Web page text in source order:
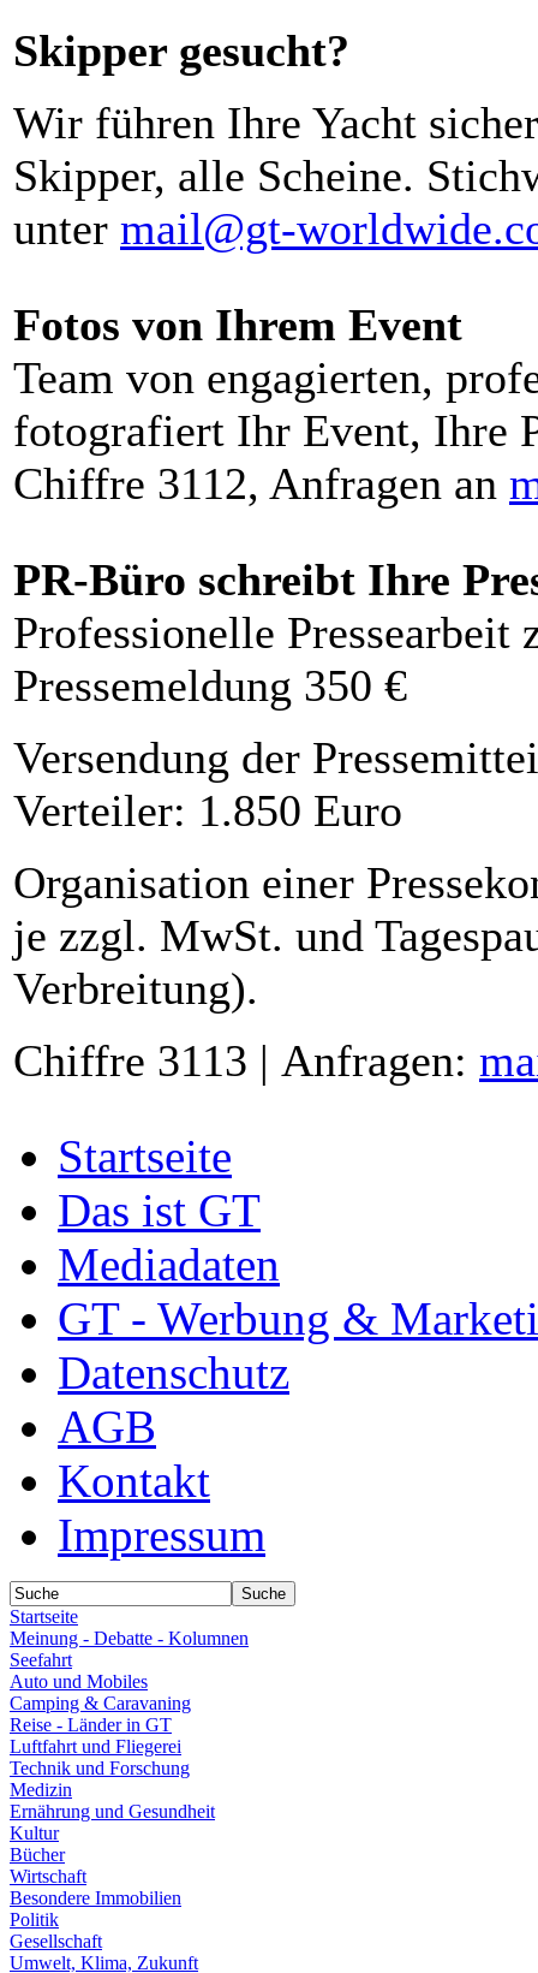
Skipper gesucht?
Wir führen Ihre Yacht
Skipper, alle Scheine.
unter mail@gt-
Fotos von Ihrem Event
Team von engagierten,
fotografiert Ihr Event, Ihre
Chiffre 3112, Anfragen an
PR-Büro schreibt Ihre
Professionelle Pressearbeit
Pressemeldung 350 €
Versendung der
Verteiler: 1.850 Euro
Organisation einer
je zzgl. MwSt. und
Verbreitung).
Chiffre 3113 | Anfragen:
Startseite
Das ist GT
Mediadaten
GT - Werbung &
Datenschutz
AGB
Kontakt
Impressum
Startseite
Meinung - Debatte - Kolumnen
Seefahrt
Auto und Mobiles
Camping & Caravaning
Reise - Länder in GT
Luftfahrt und Fliegerei
Technik und Forschung
Medizin
Ernährung und Gesundheit
Kultur
Bücher
Wirtschaft
Besondere Immobilien
Politik
Gesellschaft
Umwelt, Klima, Zukunft